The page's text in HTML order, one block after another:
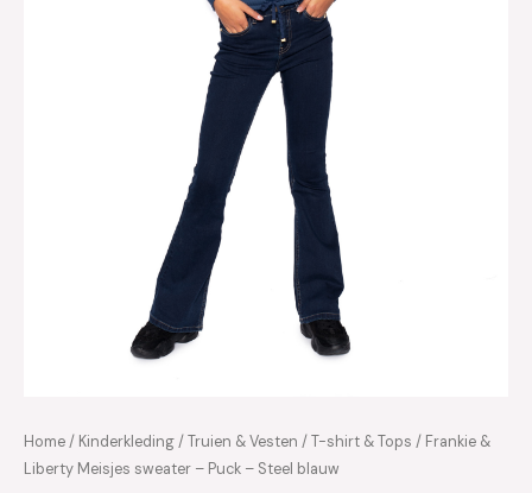
Home/ Kinderkleding/Truien & Vesten /T-shirt & Tops / Frankie &
Liberty Meisjes sweater – Puck – Steel blauw